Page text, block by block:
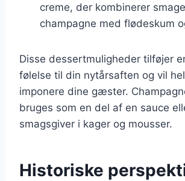
creme, der kombinerer
champagne med flødeskum
Disse dessertmuligheder tilføjer
følelse til din nytårsaften og vil
imponere dine gæster.
bruges som en del af en sauce
smagsgiver i kager og mousser.
Historiske